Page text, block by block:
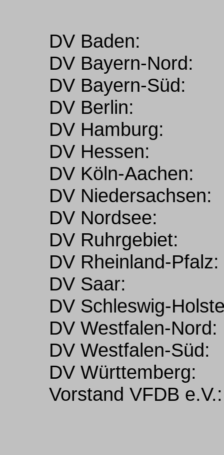
DV Baden:
DV Bayern-Nord:
DV Bayern-Süd:
DV Berlin:
DV Hamburg:
DV Hessen:
DV Köln-Aachen:
DV Niedersachsen:
DV Nordsee:
DV Ruhrgebiet:
DV Rheinland-Pfalz:
DV Saar:
DV Schleswig-
DV Westfalen-Nord:
DV Westfalen-Süd:
DV Württemberg:
Vorstand VFDB e.V.: